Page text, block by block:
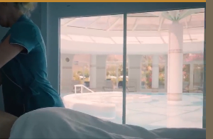
SOLAIRES
NUTRITION / INFUSIONS
OUTLET
DÉCOUVRIR EN IMAGES
NEWSLETTERS
8 BONNES RAISONS DE VENIR
MON COMPTE
MON PANIER